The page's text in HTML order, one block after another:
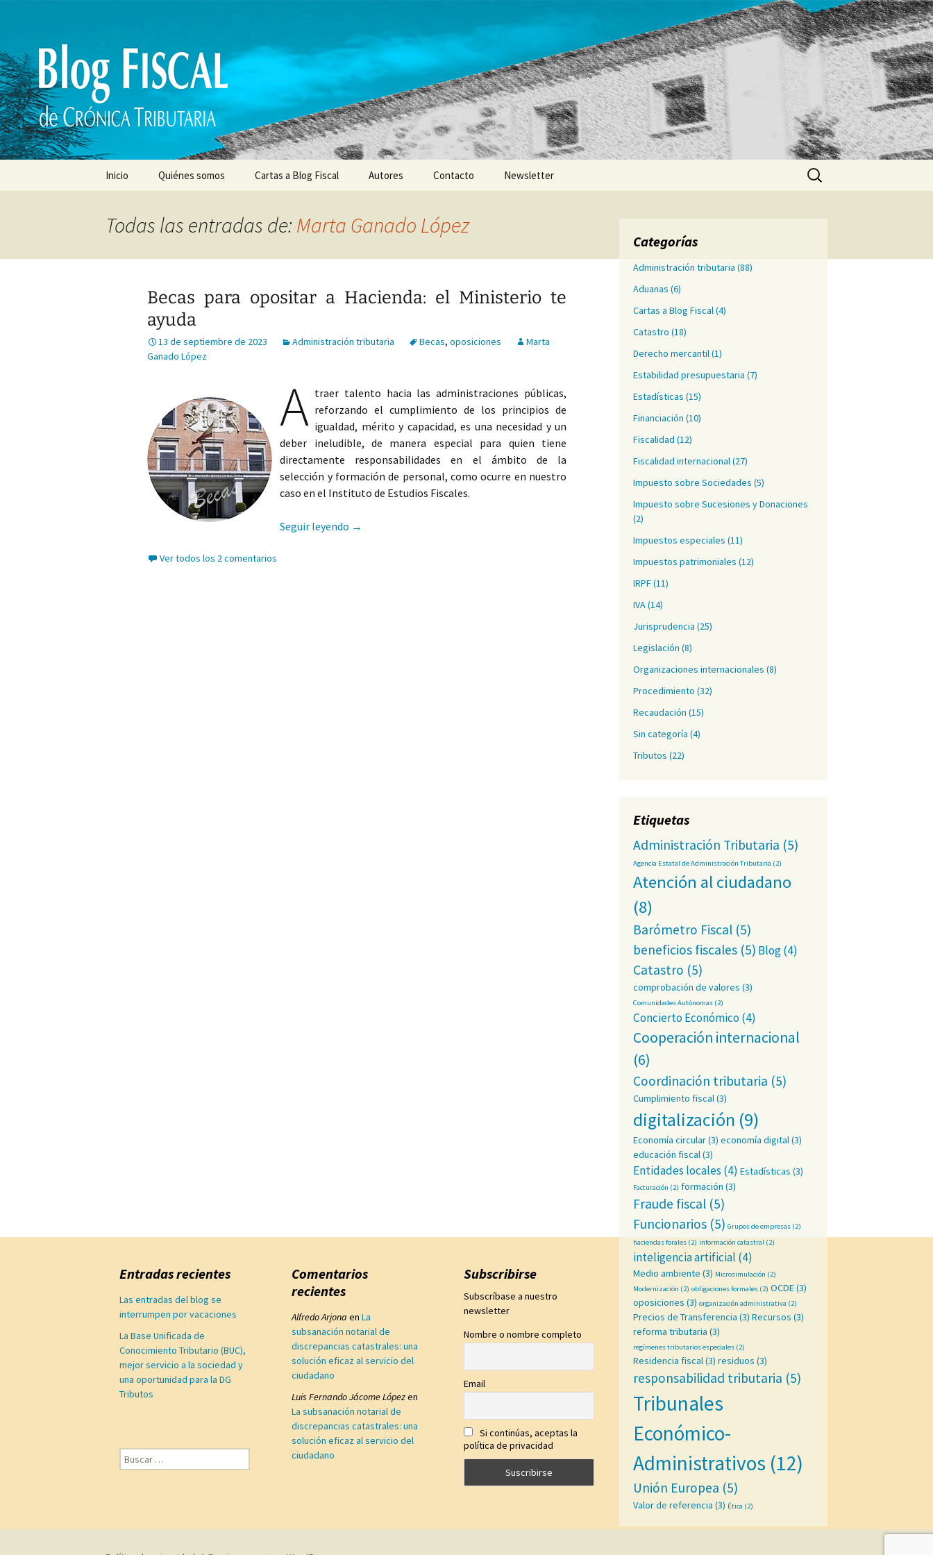
Inicio Quiénes somos Cartas a Blog Fiscal Autores Contacto Newsletter
Buscar:
Todas las entradas de: Marta Ganado López
Becas para opositar a Hacienda: el Ministerio te
ayuda
13 de septiembre de 2023 Administración tributaria Becas, oposiciones
Marta
Ganado López
A traer talento hacia las administraciones públicas,
reforzando el cumplimiento de los principios de
igualdad, mérito y capacidad, es una necesidad y un
deber ineludible, de manera especial para quien tiene
directamente responsabilidades en el ámbito de la
selección y formación de personal, como ocurre en nuestro
caso en el Instituto de Estudios Fiscales.
Seguir leyendo Becas para opositar a Hacienda: el Ministerio te ayuda
→
Ver todos los 2 comentarios
Categorías
Administración tributaria (88)
Aduanas (6)
Cartas a Blog Fiscal(4)
Catastro (18)
Derecho mercantil(1)
Estabilidad presupuestaria (7)
Estadísticas (15)
Financiación (10)
Fiscalidad (12)
Fiscalidad internacional(27)
Impuesto sobre Sociedades (5)
Impuesto sobre Sucesiones y Donaciones
(2)
Impuestos especiales (11)
Impuestos patrimoniales (12)
IRPF(11)
IVA(14)
Jurisprudencia (25)
Legislación (8)
Organizaciones internacionales (8)
Procedimiento (32)
Recaudación (15)
Sin categoría (4)
Tributos (22)
Etiquetas
Administración Tributaria (5)
Agencia Estatal de Administración Tributaria (2)
Atención al ciudadano
(8)
Barómetro Fiscal (5)
beneficios fiscales (5) Blog(4)
Catastro (5)
comprobación de valores (3)
Comunidades Autónomas (2)
Concierto Económico(4)
Cooperación internacional
(6)
Coordinación tributaria (5)
Cumplimiento fiscal(3)
digitalización (9)
Economía circular(3) economía digital(3)
educación fiscal(3)
Entidades locales (4) Estadísticas (3)
Facturación (2) formación (3)
Fraude fiscal (5)
Funcionarios (5) Grupos de empresas (2)
haciendas forales (2) información catastral (2)
inteligencia artificial (4)
Medio ambiente (3) Microsimulación (2)
Modernización (2) obligaciones formales (2) OCDE(3)
oposiciones (3) organización administrativa (2)
Precios de Transferencia (3) Recursos (3)
reforma tributaria (3)
regímenes tributarios especiales (2)
Residencia fiscal(3) residuos (3)
responsabilidad tributaria (5)
Tribunales
Económico-
Administrativos (12)
Unión Europea (5)
Valor de referencia (3) Ética (2)
Entradas recientes
Las entradas del blog se
interrumpen por vacaciones
La Base Unificada de
Conocimiento Tributario (BUC),
mejor servicio a la sociedad y
una oportunidad para la DG
Tributos
Comentarios
recientes
Alfredo Arjona en La
subsanación notarial de
discrepancias catastrales: una
solución eficaz al servicio del
ciudadano
Luis Fernando Jácome Lópezen
La subsanación notarial de
discrepancias catastrales: una
solución eficaz al servicio del
ciudadano
Subscribirse
Subscríbase a nuestro
newsletter
Nombre o nombre completo
Email
Si continúas, aceptas la
política de privacidad
Buscar: